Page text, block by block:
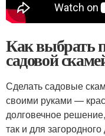
Как выбрать
садовой
Сделать садовые
своими руками —
долговечное
так и для